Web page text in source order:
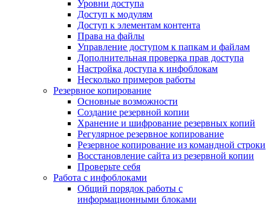
Уровни доступа
Доступ к модулям
Доступ к элементам контента
Права на файлы
Управление доступом к папкам и файлам
Дополнительная проверка прав доступа
Настройка доступа к инфоблокам
Несколько примеров работы
Резервное копирование
Основные возможности
Создание резервной копии
Хранение и шифрование резервных копий
Регулярное резервное копирование
Резервное копирование из командной строки
Восстановление сайта из резервной копии
Проверьте себя
Работа с инфоблоками
Общий порядок работы с
информационными блоками